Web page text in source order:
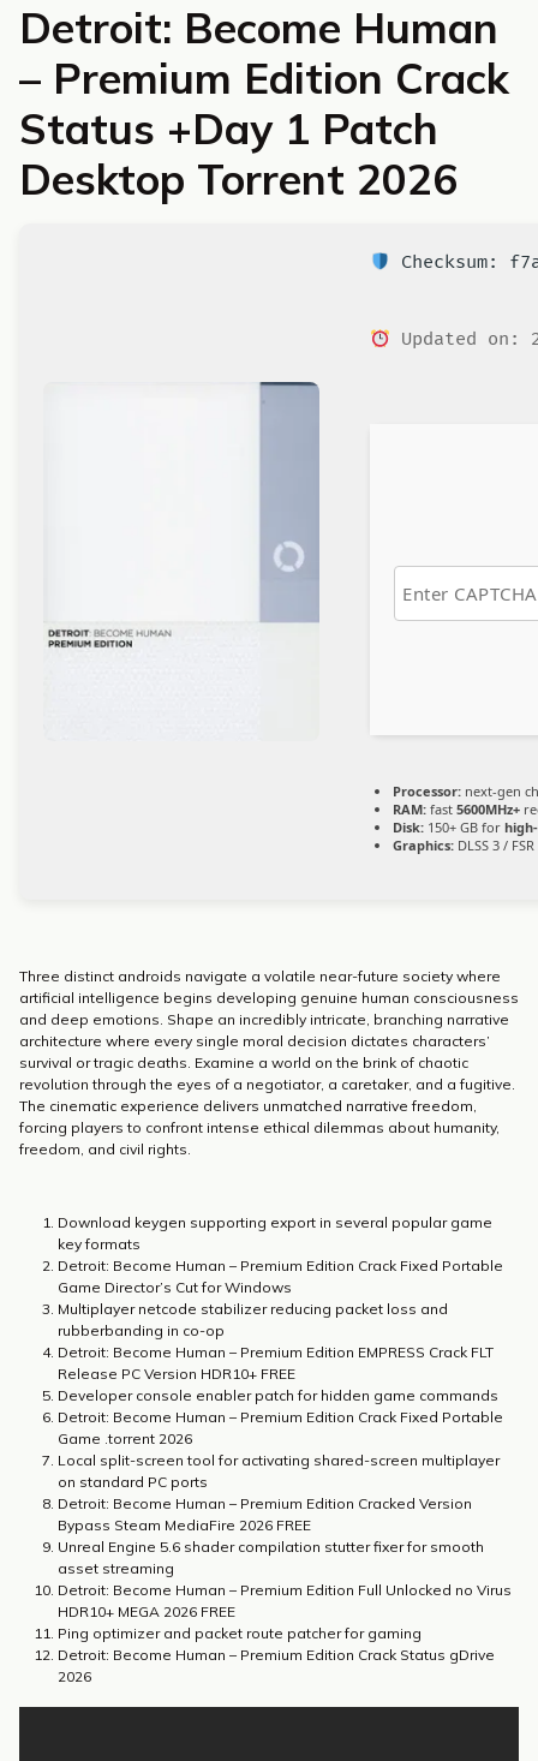
Detroit: Become Human
– Premium Edition Crack
Status +Day 1 Patch
Desktop Torrent 2026
Checksum:
Updated on:
Processor: next-gen
RAM: fast 5600MHz+
Disk: 150+ GB for
Graphics: DLSS 3 /
Three distinct androids navigate a volatile near-future society where
artificial intelligence begins developing genuine human consciousness
and deep emotions. Shape an incredibly intricate, branching narrative
architecture where every single moral decision dictates characters’
survival or tragic deaths. Examine a world on the brink of chaotic
revolution through the eyes of a negotiator, a caretaker, and a fugitive.
The cinematic experience delivers unmatched narrative freedom,
forcing players to confront intense ethical dilemmas about humanity,
freedom, and civil rights.
Download keygen supporting export in several popular game
key formats
Detroit: Become Human – Premium Edition Crack Fixed Portable
Game Director’s Cut for Windows
Multiplayer netcode stabilizer reducing packet loss and
rubberbanding in co-op
Detroit: Become Human – Premium Edition EMPRESS Crack FLT
Release PC Version HDR10+ FREE
Developer console enabler patch for hidden game commands
Detroit: Become Human – Premium Edition Crack Fixed Portable
Game .torrent 2026
Local split-screen tool for activating shared-screen multiplayer
on standard PC ports
Detroit: Become Human – Premium Edition Cracked Version
Bypass Steam MediaFire 2026 FREE
Unreal Engine 5.6 shader compilation stutter fixer for smooth
asset streaming
Detroit: Become Human – Premium Edition Full Unlocked no Virus
HDR10+ MEGA 2026 FREE
Ping optimizer and packet route patcher for gaming
Detroit: Become Human – Premium Edition Crack Status gDrive
2026